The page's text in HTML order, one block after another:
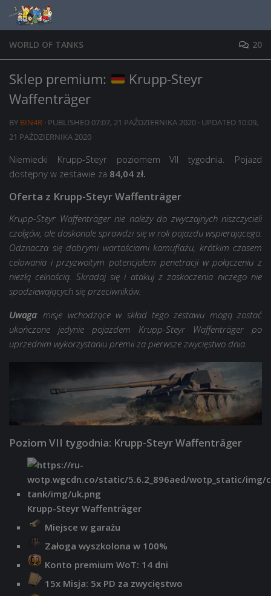
Skip to content
WORLD OF TANKS 20
Sklep premium:
Krupp-Steyr
Waffenträger
BY BIN4R · PUBLISHED 07:07, 21 PAŹDZIERNIKA 2020 · UPDATED 10:09,
21 PAŹDZIERNIKA 2020
Niemiecki Krupp-Steyr poziomem VII tygodnia. Pojazd
dostępny w zestawie za 84,04 zł.
Oferta z Krupp-Steyr Waffenträger
Krupp-Steyr Waffenträger nie należy do zwyczajnych niszczycieli
czołgów, ale doskonale sprawdzi się w roli pojazdu wspierającego.
Odznacza się dobrymi wartościami kamuflażu, krótkim czasem
celowania i przyzwoitym potencjałem penetracji w połączeniu z
niezłą celnością. Skradaj się i atakuj z zaskoczenia niczego nie
spodziewających się przeciwników.
Uwaga: misje wchodzące w skład tego zestawu mogą zostać
ukończone jedynie pojazdem Krupp-Steyr Waffenträger po
uprzednim wykorzystaniu premii za pierwsze zwycięstwo dnia.
Poziom VII tygodnia: Krupp-Steyr Waffenträger
Krupp-Steyr Waffenträger
Miejsce w garażu
Załoga wyszkolona w 100%
Konto premium WoT: 14 dni
15x Misja: 5x PD za zwycięstwo